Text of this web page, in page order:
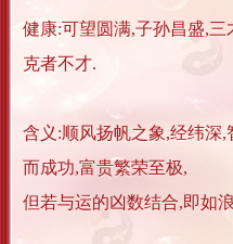
健康:可望圆满,子孙昌盛,
克者不才.
含义:顺风扬帆之象,经纬深
而成功,富贵繁荣至极,
但若与运的凶数结合,即如